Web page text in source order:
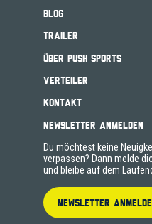
BLOG
TRAILER
ÜBER PUSH SPORTS
VERTEILER
KONTAKT
NEWSLETTER ANMELDEN
Du möchtest keine
verpassen? Dann melde
und bleibe auf dem
NEWSLETTER